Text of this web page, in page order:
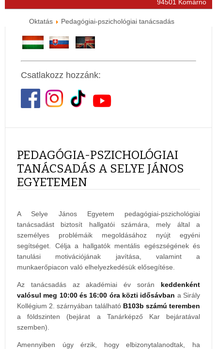
94501 Komárno
Oktatás Pedagógiai-pszichológiai tanácsadás
Csatlakozz hozzánk:
PEDAGÓGIA-PSZICHOLÓGIAI
TANÁCSADÁS A SELYE JÁNOS
EGYETEMEN
A Selye János Egyetem pedagógiai-pszichológiai
tanácsadást biztosít hallgatói számára, mely által a
személyes problémáik megoldásához nyújt egyéni
segítséget. Célja a hallgatók mentális egészségének és
tanulási motivációjának javítása, valamint a
munkaerőpiacon való elhelyezkedésük elősegítése.
Az tanácsadás az akadémiai év során keddenként
valósul meg 10:00 és 16:00 óra közti idősávban a Sirály
Kollégium 2. szárnyában található B103b számú teremben
a földszinten (bejárat a Tanárképző Kar bejáratával
szemben).
Amennyiben úgy érzik, hogy elbizonytalanodtak, ha